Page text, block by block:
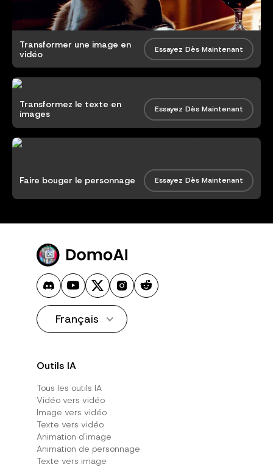
Transformer une image en
vidéo
Essayez Dès Maintenant
Transformez le texte en
images
Essayez Dès Maintenant
Faire bouger le personnage Essayez Dès Maintenant
Français
Outils IA
Tous les outils IA
Vidéo vers vidéo
Image vers vidéo
Texte vers vidéo
Animation d'image
Animation de personnage
Texte vers image